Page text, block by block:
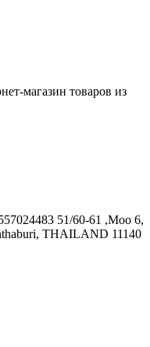
магазин товаров из
51/60-61 ,Moo 6,
THAILAND 11140